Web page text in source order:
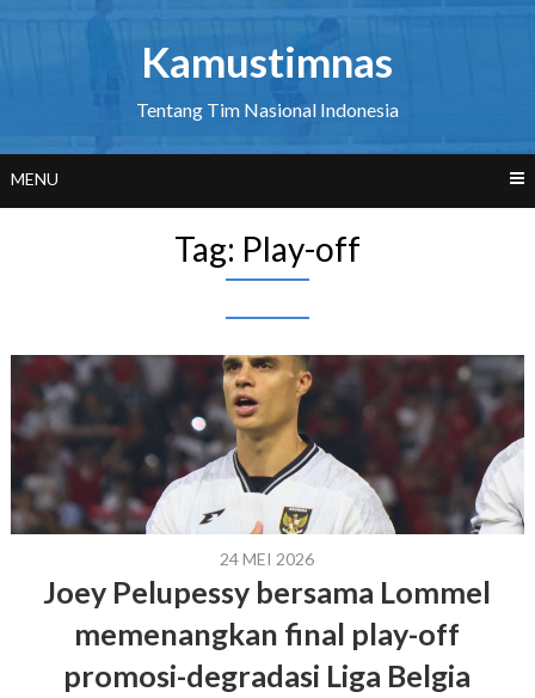
Kamustimnas
Tentang Tim Nasional Indonesia
MENU
Tag: Play-off
24 MEI 2026
Joey Pelupessy bersama Lommel
memenangkan final play-off
promosi-degradasi Liga Belgia